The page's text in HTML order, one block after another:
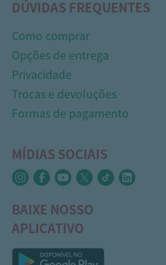
DÚVIDAS FREQUENTES
Como comprar
Opções de entrega
Privacidade
Trocas e devoluções
Formas de pagamento
MÍDIAS SOCIAIS
BAIXE NOSSO
APLICATIVO